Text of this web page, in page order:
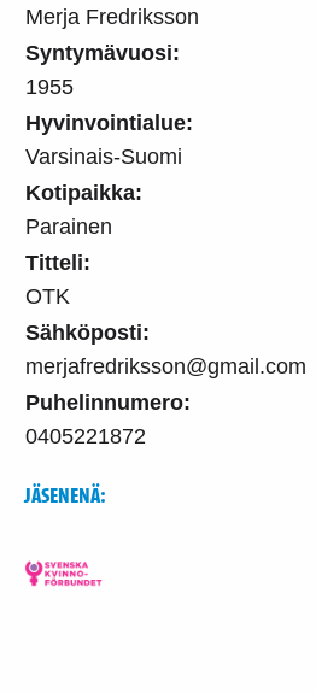
Merja Fredriksson
Syntymävuosi:
1955
Hyvinvointialue:
Varsinais-Suomi
Kotipaikka:
Parainen
Titteli:
OTK
Sähköposti:
merjafredriksson@gmail.com
Puhelinnumero:
0405221872
JÄSENENÄ: